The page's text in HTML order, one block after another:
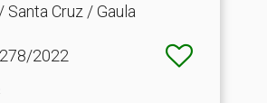
Santa Cruz / Gaula
2022